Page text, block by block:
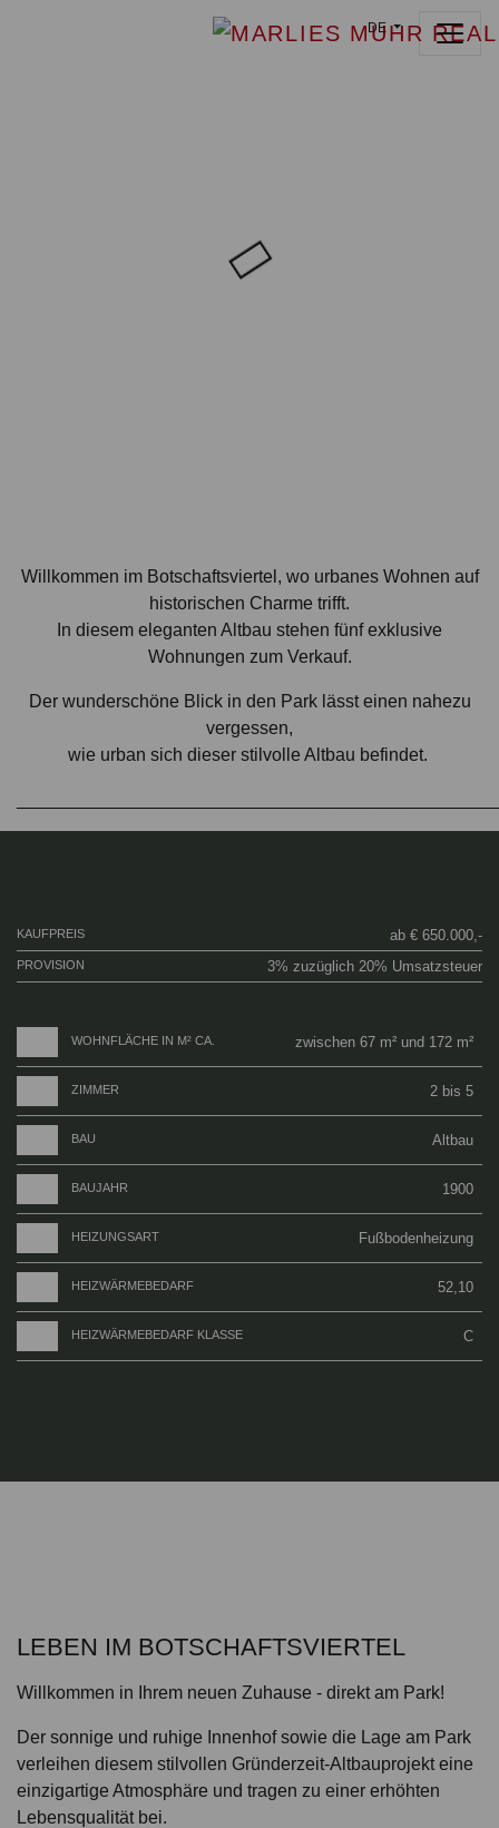
DE
Willkommen im Botschaftsviertel, wo urbanes Wohnen auf
historischen Charme trifft.
In diesem eleganten Altbau stehen fünf exklusive
Wohnungen zum Verkauf.
Der wunderschöne Blick in den Parklässt einen nahezu
vergessen,
wie urban sich dieser stilvolle Altbau befindet.
KAUFPREIS ab € 650.000,-
PROVISION 3% zuzüglich 20% Umsatzsteuer
WOHNFLÄCHE IN M² CA. zwischen 67 m² und 172 m²
ZIMMER 2 bis 5
BAU Altbau
BAUJAHR 1900
HEIZUNGSART Fußbodenheizung
HEIZWÄRMEBEDARF 52,10
HEIZWÄRMEBEDARF KLASSE C
LEBEN IM BOTSCHAFTSVIERTEL
Willkommen in Ihrem neuen Zuhause - direkt am Park!
Der sonnige und ruhige Innenhof sowie die Lage am Park
verleihen diesem stilvollen Gründerzeit-Altbauprojekt eine
einzigartige Atmosphäre und tragen zu einer erhöhten
Lebensqualität bei.